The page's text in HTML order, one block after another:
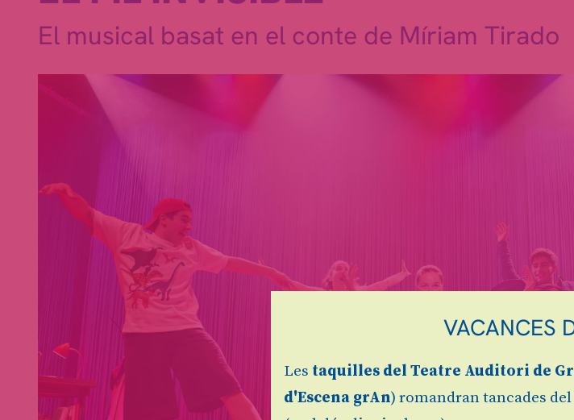
El musical basat en el conte de Míriam Tirado
VACANCES
Les taquilles del Teatre Auditori de
d'Escena grAn) romandran tancades